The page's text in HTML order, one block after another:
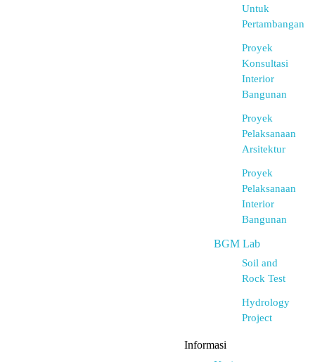
Untuk
Pertambangan
Proyek
Konsultasi
Interior
Bangunan
Proyek
Pelaksanaan
Arsitektur
Proyek
Pelaksanaan
Interior
Bangunan
BGM Lab
Soil and
Rock Test
Hydrology
Project
Informasi